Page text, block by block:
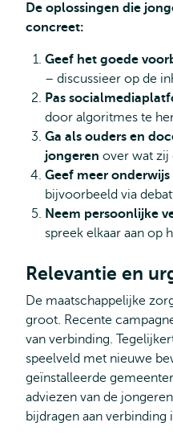
De oplossingen die
concreet:
Geef het goede
– discussieer op de
Pas
door algoritmes te
Ga als ouders en
jongeren over wat zij
Geef meer
bijvoorbeeld via
Neem persoonlijke
spreek elkaar aan op
Relevantie en
De maatschappelijke
groot. Recente
van verbinding.
speelveld met nieuwe
geïnstalleerde
adviezen van de
bijdragen aan verbinding